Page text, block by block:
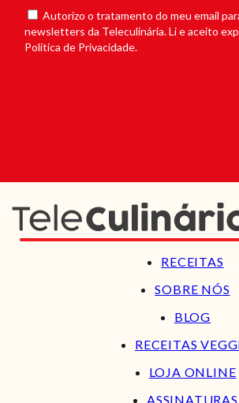
Autorizo o tratamento do meu email
newsletters da Teleculinária. Li e aceito
Política de Privacidade.
RECEITAS
SOBRE NÓS
BLOG
RECEITAS
LOJA ONLINE
ASSINATURAS